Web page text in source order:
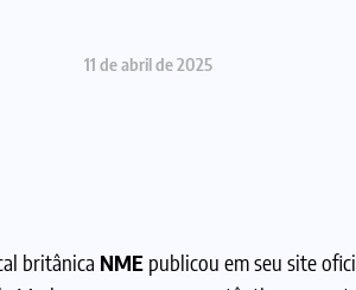
11 de abril de 2025
britânica NME publicou em seu site